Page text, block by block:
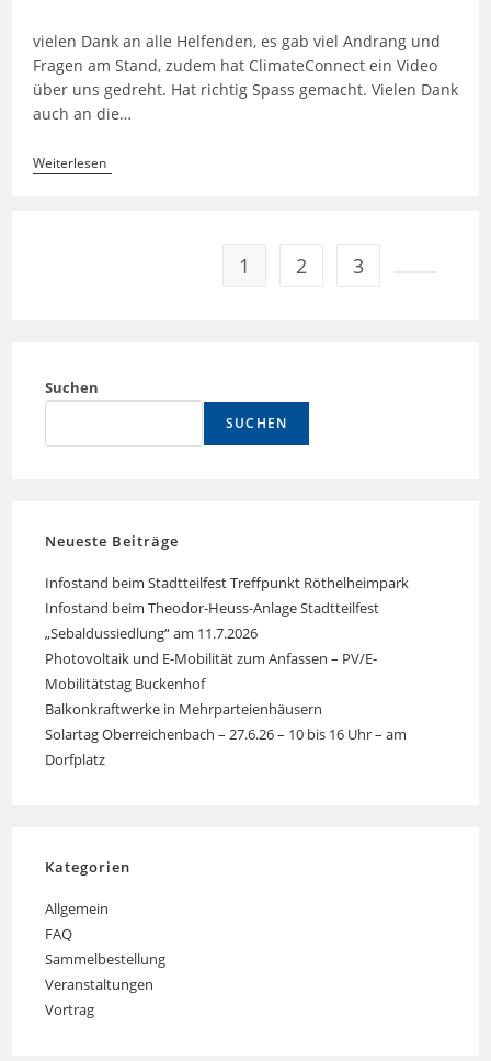
vielen Dank an alle Helfenden, es gab viel Andrang und
Fragen am Stand, zudem hat ClimateConnect ein Video
über uns gedreht. Hat richtig Spass gemacht. Vielen Dank
auch an die…
WeiterlesenSieglitzhofer
Bürgerfest
1 2 3
Suchen
SUCHEN
Neueste Beiträge
Infostand beim Stadtteilfest Treffpunkt Röthelheimpark
Infostand beim Theodor-Heuss-Anlage Stadtteilfest
„Sebaldussiedlung“ am 11.7.2026
Photovoltaik und E-Mobilität zum Anfassen – PV/E-
Mobilitätstag Buckenhof
Balkonkraftwerke in Mehrparteienhäusern
Solartag Oberreichenbach – 27.6.26 – 10 bis 16 Uhr – am
Dorfplatz
Kategorien
Allgemein
FAQ
Sammelbestellung
Veranstaltungen
Vortrag